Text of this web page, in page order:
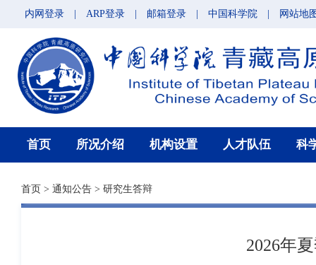
内网登录 ARP登录 邮箱登录 中国科学院 网站地
首页 所况介绍 机构设置 人才队伍 科
首页 > 通知公告 > 研究生答辩
2026年